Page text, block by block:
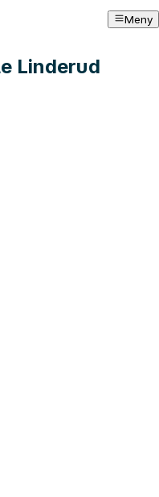
Meny
Linderud